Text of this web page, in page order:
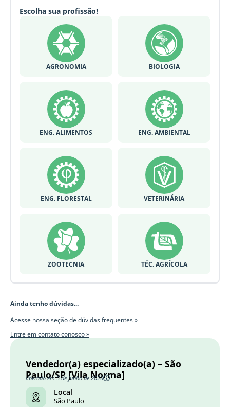
Escolha sua profissão!
AGRONOMIA BIOLOGIA
ENG. ALIMENTOS ENG. AMBIENTAL
ENG. FLORESTAL VETERINÁRIA
ZOOTECNIA TÉC. AGRÍCOLA
Ainda tenho dúvidas...
Acesse nossa seção de dúvidas frequentes »
Entre em contato conosco »
Vendedor(a) especializado(a) – São
Paulo/SP [Vila Norma]
liberado em 5 de junho de 2026
Local
São Paulo